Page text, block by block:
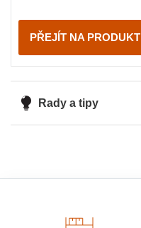
PŘEJÍT NA PRODUKT
Rady a tipy